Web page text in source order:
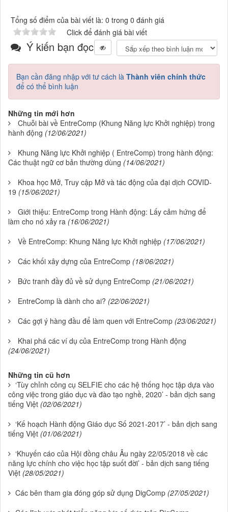
Tổng số điểm của bài viết là: 0 trong 0 đánh giá
Click để đánh giá bài viết
Ý kiến bạn đọc
Bạn cần đăng nhập với tư cách là Thành viên chính thức
để có thể bình luận
Những tin mới hơn
Chuỗi bài về EntreComp (Khung Năng lực Khởi nghiệp) trong
hành động (12/06/2021)
Khung Năng lực Khởi nghiệp ( EntreComp) trong hành động:
Các thuật ngữ cơ bản thường dùng (14/06/2021)
Khoa học Mở, Truy cập Mở và tác động của đại dịch COVID-
19 (15/06/2021)
Giới thiệu: EntreComp trong Hành động: Lấy cảm hứng để
làm cho nó xảy ra (16/06/2021)
Về EntreComp: Khung Năng lực Khởi nghiệp (17/06/2021)
Các khối xây dựng của EntreComp (18/06/2021)
Bức tranh đầy đủ về sử dụng EntreComp (21/06/2021)
EntreComp là dành cho ai? (22/06/2021)
Các gợi ý hàng đầu để làm quen với EntreComp (23/06/2021)
Khai phá các ví dụ của EntreComp trong Hành động
(24/06/2021)
Những tin cũ hơn
‘Tùy chỉnh công cụ SELFIE cho các hệ thống học tập dựa vào
công việc trong giáo dục và đào tạo nghề, 2020’ - bản dịch sang
tiếng Việt (02/06/2021)
‘Kế hoạch Hành động Giáo dục Số 2021-2017’ - bản dịch sang
tiếng Việt (01/06/2021)
‘Khuyến cáo của Hội đồng châu Âu ngày 22/05/2018 về các
năng lực chính cho việc học tập suốt đời’ - bản dịch sang tiếng
Việt (28/05/2021)
Các bên tham gia đóng góp sử dụng DigComp (27/05/2021)